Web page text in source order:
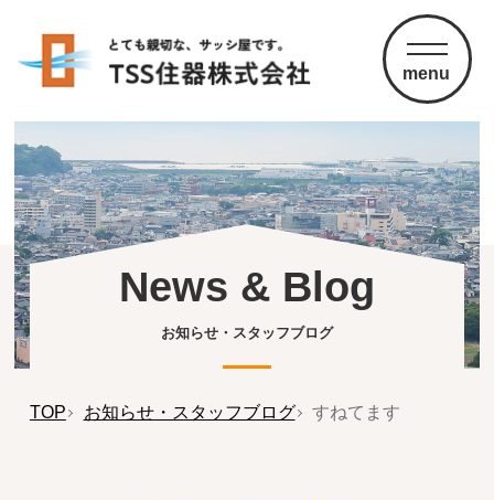
menu
News & Blog
お知らせ・スタッフブログ
TOP お知らせ・スタッフブログ すねてます